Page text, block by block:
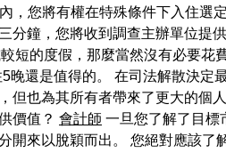
，您將有權在特殊條件下入住選
分鐘，您將收到調查主辦單位提
短的度假，那麼當然沒有必要
還是值得的。 在司法解散決
也為其所有者帶來了更大的個
價值？ 會計師 一旦您了解了目標
開來以脫穎而出。 您絕對應該